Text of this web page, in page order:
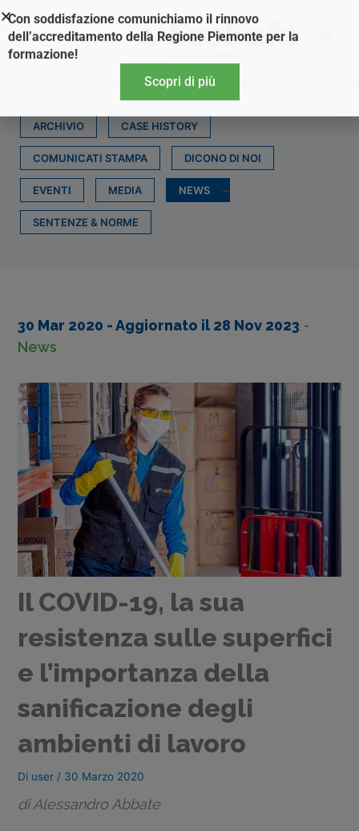
contenuto
ARCHIVIO CASE HISTORY
COMUNICATI STAMPA DICONO DI NOI
EVENTI MEDIA NEWS
SENTENZE & NORME
30 Mar 2020 - Aggiornato il 28 Nov 2023 -
News
Il COVID-19, la sua
resistenza sulle superfici
e l’importanza della
sanificazione degli
ambienti di lavoro
Di user / 30 Marzo 2020
di Alessandro Abbate
Con soddisfazione comunichiamo il rinnovo
dell’accreditamento della Regione Piemonte per la
formazione!
Scopri di più